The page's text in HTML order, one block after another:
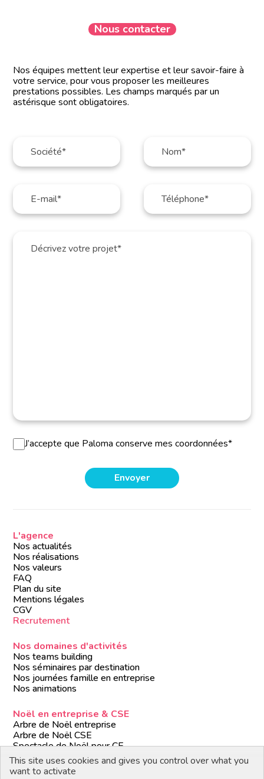
Nous contacter
Nos équipes mettent leur expertise et leur savoir-faire à
votre service, pour vous proposer les meilleures
prestations possibles. Les champs marqués par un
astérisque sont obligatoires.
J’accepte que Paloma conserve mes coordonnées*
L'agence
Nos actualités
Nos réalisations
Nos valeurs
FAQ
Plan du site
Mentions légales
CGV
Recrutement
Nos domaines d'activités
Nos teams building
Nos séminaires par destination
Nos journées famille en entreprise
Nos animations
Noël en entreprise & CSE
Arbre de Noël entreprise
Arbre de Noël CSE
Spectacle de Noël pour CE
Animations de Noël entreprise
Formules de Noël clé en main
This site uses cookies and gives you control over what you
want to activate